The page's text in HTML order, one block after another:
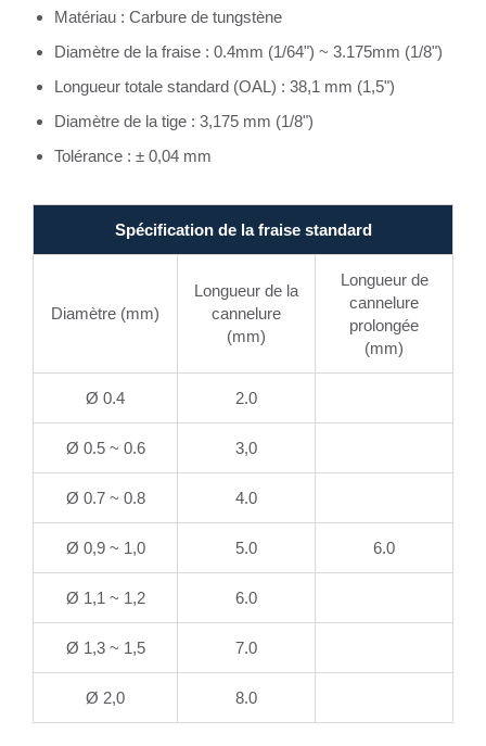
Matériau : Carbure de tungstène
Diamètre de la fraise : 0.4mm (1/64") ~ 3.175mm (1/8")
Longueur totale standard (OAL) : 38,1 mm (1,5")
Diamètre de la tige : 3,175 mm (1/8")
Tolérance : ± 0,04 mm
Spécification de la fraise standard
Diamètre (mm)
Longueur de la
cannelure
(mm)
Longueur de
cannelure
prolongée
(mm)
Ø 0.4 2.0
Ø 0.5 ~ 0.6 3,0
Ø 0.7 ~ 0.8 4.0
Ø 0,9 ~ 1,0 5.0 6.0
Ø 1,1 ~ 1,2 6.0
Ø 1,3 ~ 1,5 7.0
Ø 2,0 8.0